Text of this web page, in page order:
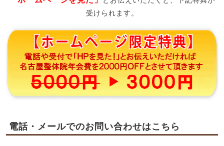
受けられます。
電話・メールでのお問い合わせはこちら